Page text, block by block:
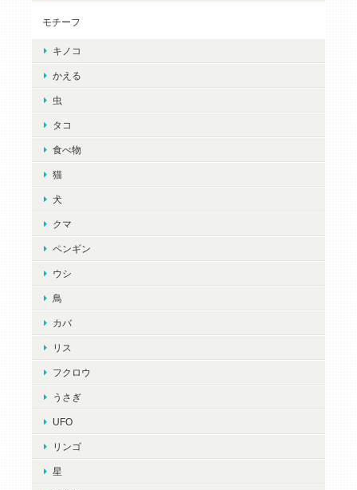
モチーフ
キノコ
かえる
虫
タコ
食べ物
猫
犬
クマ
ペンギン
ウシ
鳥
カバ
リス
フクロウ
うさぎ
UFO
リンゴ
星